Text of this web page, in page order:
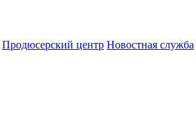
Продюсерский центр Новостная служба